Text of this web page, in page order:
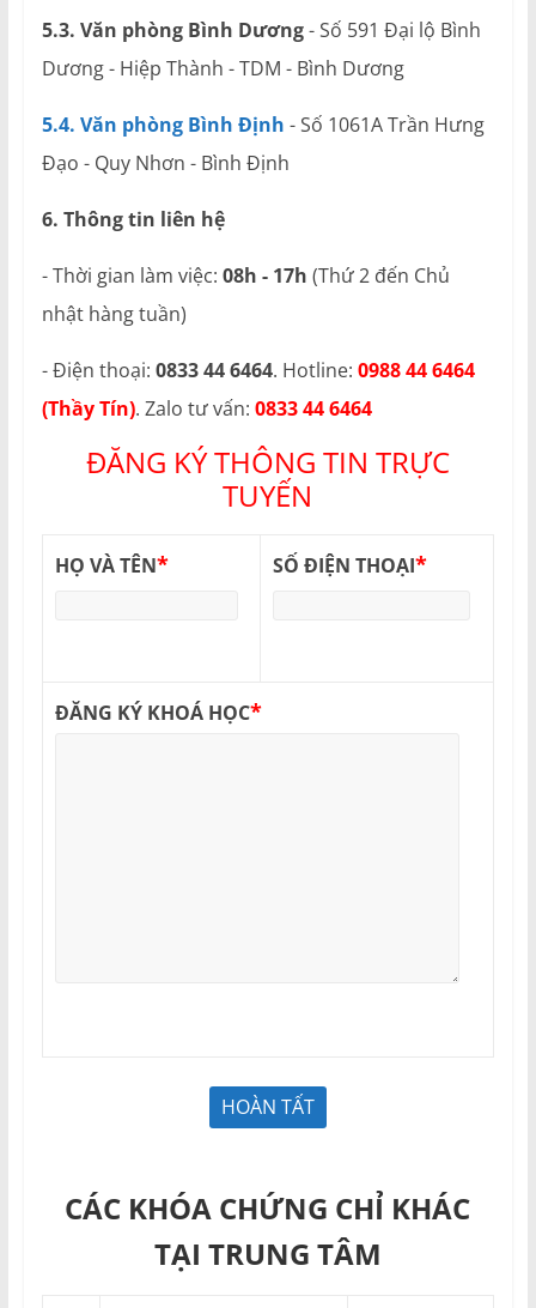
5.3. Văn phòng Bình Dương- Số 591 Đại lộ Bình
Dương - Hiệp Thành - TDM - Bình Dương
5.4. Văn phòng Bình Định - Số 1061A Trần Hưng
Đạo - Quy Nhơn - Bình Định
6. Thông tin liên hệ
- Thời gian làm việc: 08h - 17h (Thứ 2 đến Chủ
nhật hàng tuần)
- Điện thoại: 0833 44 6464. Hotline: 0988 44 6464
(Thầy Tín). Zalo tư vấn: 0833 44 6464
ĐĂNG KÝ THÔNG TIN TRỰC
TUYẾN
HỌ VÀ TÊN* SỐ ĐIỆN THOẠI*
ĐĂNG KÝ KHOÁ HỌC*
CÁC KHÓA CHỨNG CHỈ KHÁC
TẠI TRUNG TÂM